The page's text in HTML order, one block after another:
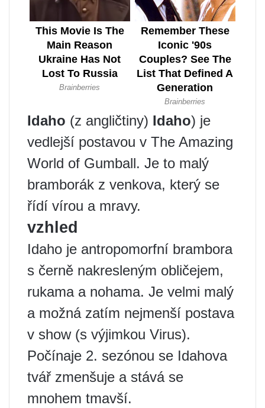
Idaho (z angličtiny) Idaho) je
vedlejší postavou v The Amazing
World of Gumball. Je to malý
bramborák z venkova, který se
řídí vírou a mravy.
vzhled
Idaho je antropomorfní brambora
s černě nakresleným obličejem,
rukama a nohama. Je velmi malý
a možná zatím nejmenší postava
v show (s výjimkou Virus).
Počínaje 2. sezónou se Idahova
tvář zmenšuje a stává se
mnohem tmavší.